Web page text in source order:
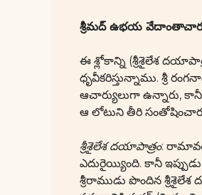
శ్రీమద్ ఉభయ వేదాంతాచార్య
ఈ శ్లోకాన్ని (శ్రీశైలేశ
ధృవీకరిస్తున్నాము. శ్రీ
ఆచార్యులుగా ఉన్నారు,
ఆ లోటుని తీరి
శ్రీశైలేశ దయాపాత్రం:
ఎదురైయ్యింది. కానీ
శ్రీరాముడు పొందిన శ్రీశైలేశ